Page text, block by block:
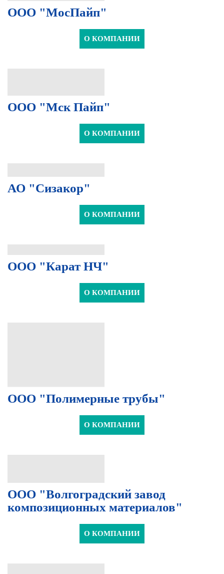
ООО "МосПайп"
О КОМПАНИИ
ООО "Мск Пайп"
О КОМПАНИИ
АО "Сизакор"
О КОМПАНИИ
ООО "Карат НЧ"
О КОМПАНИИ
ООО "Полимерные трубы"
О КОМПАНИИ
ООО "Волгоградский завод
композиционных материалов"
О КОМПАНИИ